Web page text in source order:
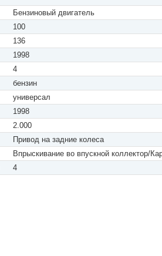
Бензиновый двигатель
100
136
1998
4
бензин
универсал
1998
2.000
Привод на задние колеса
Впрыскивание во впускной коллектор/
4